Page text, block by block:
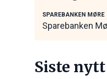
SPAREBANKEN MØRE
Sparebanken
Siste nytt